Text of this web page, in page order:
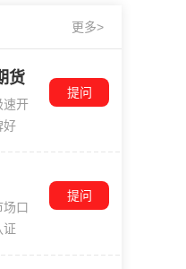
更多>
货
速开
好
提问
场口
证
提问